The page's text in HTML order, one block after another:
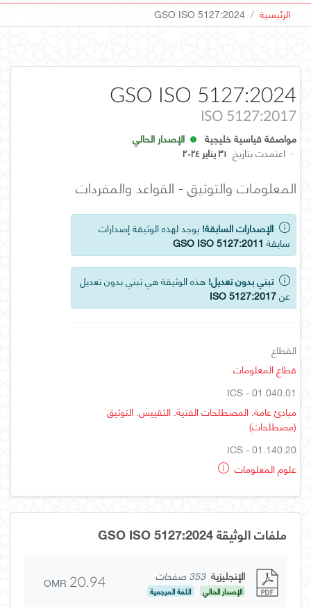
الرئيسية GSO ISO 5127:2024
GSO ISO 5127:2024
ISO 5127:2017
مواصفة قياسية خليجية
الإصدار الحالي
· اعتمدت بتاريخ ٣١ يناير ٢٠٢٤
المعلومات والتوثيق - القواعد والمفردات
الإصدارات السابقة! يوجد لهذه الوثيقة إصدارات
سابقة GSO ISO 5127:2011
تبني بدون تعديل! هذه الوثيقة هي تبني بدون تعديل
عنISO 5127:2017
القطاع
قطاع المعلومات
ICS - 01.040.01
مبادئ عامة. المصطلحات الفنية. التقييس. التوثيق
(مصطلحات)
ICS - 01.140.20
علوم المعلومات
ملفات الوثيقة GSO ISO 5127:2024
الإنجليزية 353 صفحات
الإصدار الحالي اللغة المرجعية OMR 20.94